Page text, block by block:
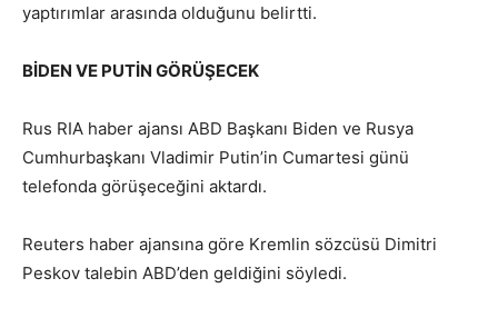
yaptırımlar arasında olduğunu belirtti.
BİDEN VE PUTİN GÖRÜŞECEK
Rus RIA haber ajansı ABD Başkanı Biden ve Rusya
Cumhurbaşkanı Vladimir Putin’in Cumartesi günü
telefonda görüşeceğini aktardı.
Reuters haber ajansına göre Kremlin sözcüsü Dimitri
Peskov talebin ABD’den geldiğini söyledi.